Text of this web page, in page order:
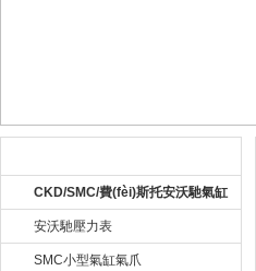
CKD/SMC/費(fèi)斯托安沃馳氣缸
安沃馳壓力表
SMC小型氣缸氣爪